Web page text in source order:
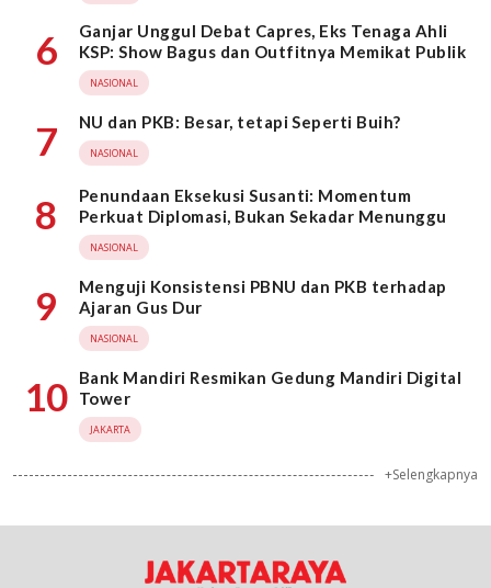
6
Ganjar Unggul Debat Capres, Eks Tenaga Ahli
KSP: Show Bagus dan Outfitnya Memikat Publik
NASIONAL
7 NU dan PKB: Besar, tetapi Seperti Buih?
NASIONAL
8
Penundaan Eksekusi Susanti: Momentum
Perkuat Diplomasi, Bukan Sekadar Menunggu
NASIONAL
9
Menguji Konsistensi PBNU dan PKB terhadap
Ajaran Gus Dur
NASIONAL
10
Bank Mandiri Resmikan Gedung Mandiri Digital
Tower
JAKARTA
+Selengkapnya